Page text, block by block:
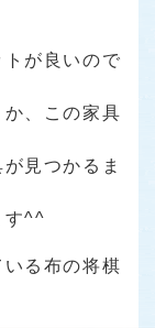
が良いので
、この家具
見つかるま
す^^
る布の将棋